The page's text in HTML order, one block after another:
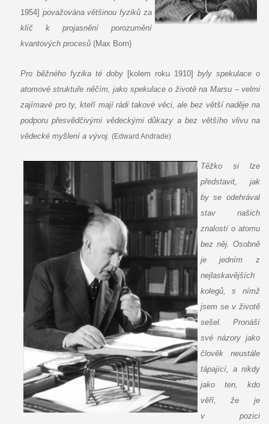
1954]
považována většinou fyziků za
klíč k projasnění porozumění
kvantových procesů(Max Born)
Pro běžného fyzika té doby [kolem roku 1910]
byly spekulace o
atomové struktuře něčím, jako spekulace o životě na Marsu – velmi
zajímavé pro ty, kteří mají rádi takové věci, ale bez větší naděje na
podporu přesvědčivými vědeckými důkazy a bez většího vlivu na
vědecké myšlení a vývoj. (Edward Andrade)
Těžko si lze
představit, jak
by se odehrával
stav našich
znalostí o atomu
bez něj. Osobně
je jedním z
nejlaskavějších
kolegů, s nímž
jsem se v životě
sešel. Pronáší
své názory jako
člověk neustále
tápající, a nikdy
jako ten, kdo
věří, že je
v pozici